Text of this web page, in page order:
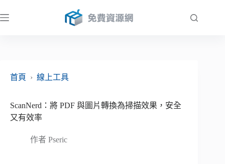
至
首頁
› 線上工具
ScanNerd：將 PDF 與圖片轉換為掃描效果，安全
又有效率
作者 Pseric